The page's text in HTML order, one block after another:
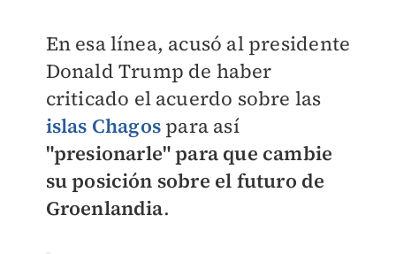
En esa línea, acusó al presidente
Donald Trump de haber
criticado el acuerdo sobre las
islas Chagospara así
"presionarle" para que cambie
su posición sobre el futuro de
Groenlandia.